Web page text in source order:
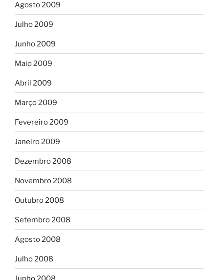
Agosto 2009
Julho 2009
Junho 2009
Maio 2009
Abril 2009
Março 2009
Fevereiro 2009
Janeiro 2009
Dezembro 2008
Novembro 2008
Outubro 2008
Setembro 2008
Agosto 2008
Julho 2008